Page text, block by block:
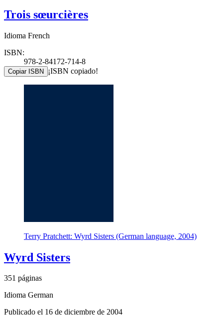
Trois sœurcières
Idioma French
ISBN:
978-2-84172-714-8
Copiar ISBN ¡ISBN copiado!
Terry Pratchett: Wyrd Sisters (German language, 2004)
Wyrd Sisters
351 páginas
Idioma German
Publicado el 16 de diciembre de 2004